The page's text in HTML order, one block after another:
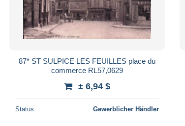
87* ST SULPICE LES FEUILLES place du
commerce RL57,0629
± 6,94 $
Status Gewerblicher Händler